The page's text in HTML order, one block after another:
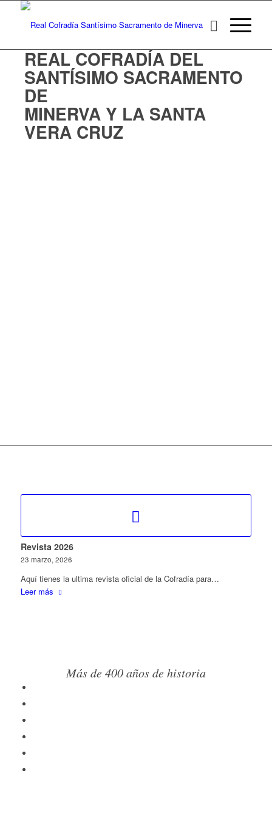
REAL COFRADÍA DEL
SANTÍSIMO SACRAMENTO
DE
MINERVA Y LA SANTA
VERA CRUZ
Revista 2026
23 marzo, 2026
Aquí tienes la ultima revista oficial de la Cofradía para…
Leer más
Más de 400 años de historia